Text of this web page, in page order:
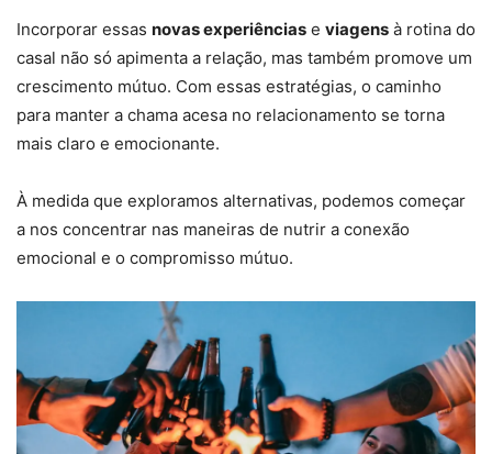
Incorporar essas novas experiências e viagens à rotina do
casal não só apimenta a relação, mas também promove um
crescimento mútuo. Com essas estratégias, o caminho
para manter a chama acesa no relacionamento se torna
mais claro e emocionante.
À medida que exploramos alternativas, podemos começar
a nos concentrar nas maneiras de nutrir a conexão
emocional e o compromisso mútuo.